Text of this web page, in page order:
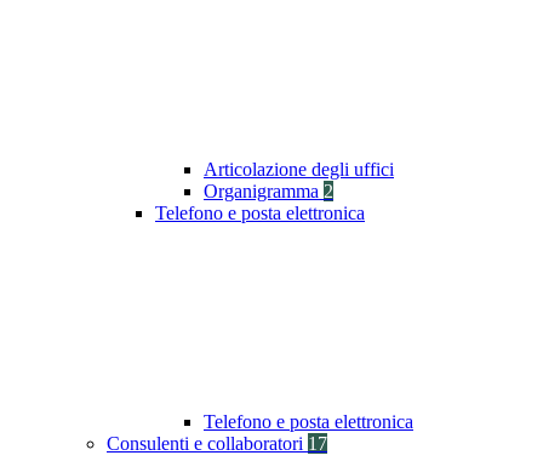
Articolazione degli uffici
Organigramma 2
Telefono e posta elettronica
Telefono e posta elettronica
Consulenti e collaboratori 17